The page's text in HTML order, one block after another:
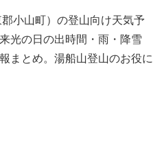
小山町）の登山向け天気予
光の日の出時間・雨・降雪
まとめ。湯船山登山のお役に